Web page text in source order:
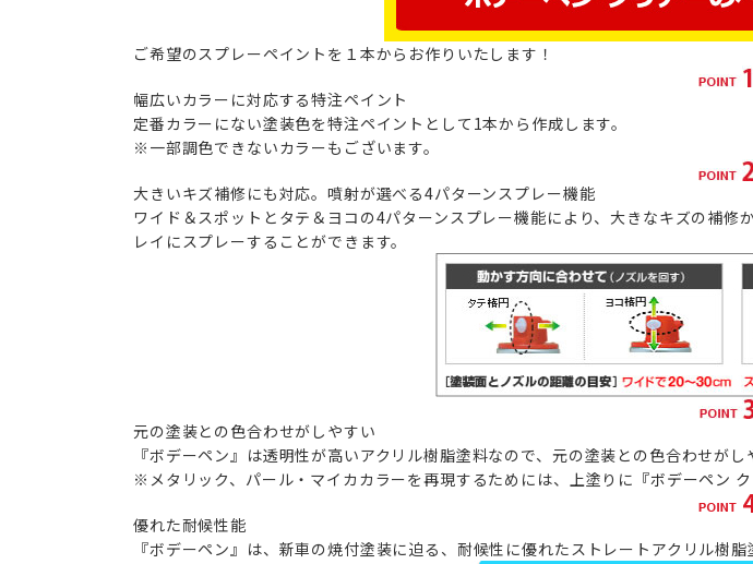
ご希望のスプレーペイントを１本からお作りいたします！
幅広いカラーに対応する特注ペイント
定番カラーにない塗装色を特注ペイントとして1本から作成します。
※一部調色できないカラーもございます。
大きいキズ補修にも対応。噴射が選べる4パターンスプレー機能
ワイド＆スポットとタテ＆ヨコの4パターンスプレー機能により、大きなキズの補
レイにスプレーすることができます。
元の塗装との色合わせがしやすい
『ボデーペン』は透明性が高いアクリル樹脂塗料なので、元の塗装との色合わせがし
※メタリック、パール・マイカカラーを再現するためには、上塗りに 『ボデーペン
優れた耐候性能
『ボデーペン』は、新車の焼付塗装に迫る、耐候性に優れたストレートアクリル樹脂